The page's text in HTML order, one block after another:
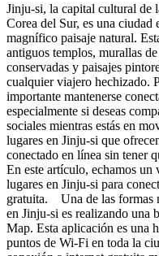
Jinju-si, la capital cultural de
Corea del Sur, es una ciudad
magnífico paisaje natural.
antiguos templos, murallas
conservadas y paisajes
cualquier viajero hechizado.
importante mantenerse
especialmente si deseas
sociales mientras estás en
lugares en Jinju-si que
conectado en línea sin tener
En este artículo, echamos un
lugares en Jinju-si para
gratuita. Una de las formas
en Jinju-si es realizando una
Map. Esta aplicación es una
puntos de Wi-Fi en toda la